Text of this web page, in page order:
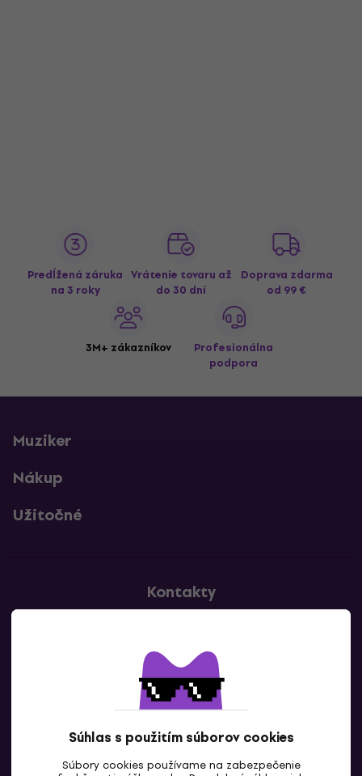
Súhlas s použitím súborov cookies
Súbory cookies používame na zabezpečenie
Predĺžená záruka
na 3 roky
Vrátenie tovaru až
do 30 dní
Doprava zdarma
od 99 €
3M+ zákazníkov
Profesionálna
podpora
Muziker
Nákup
Užitočné
Kontakty